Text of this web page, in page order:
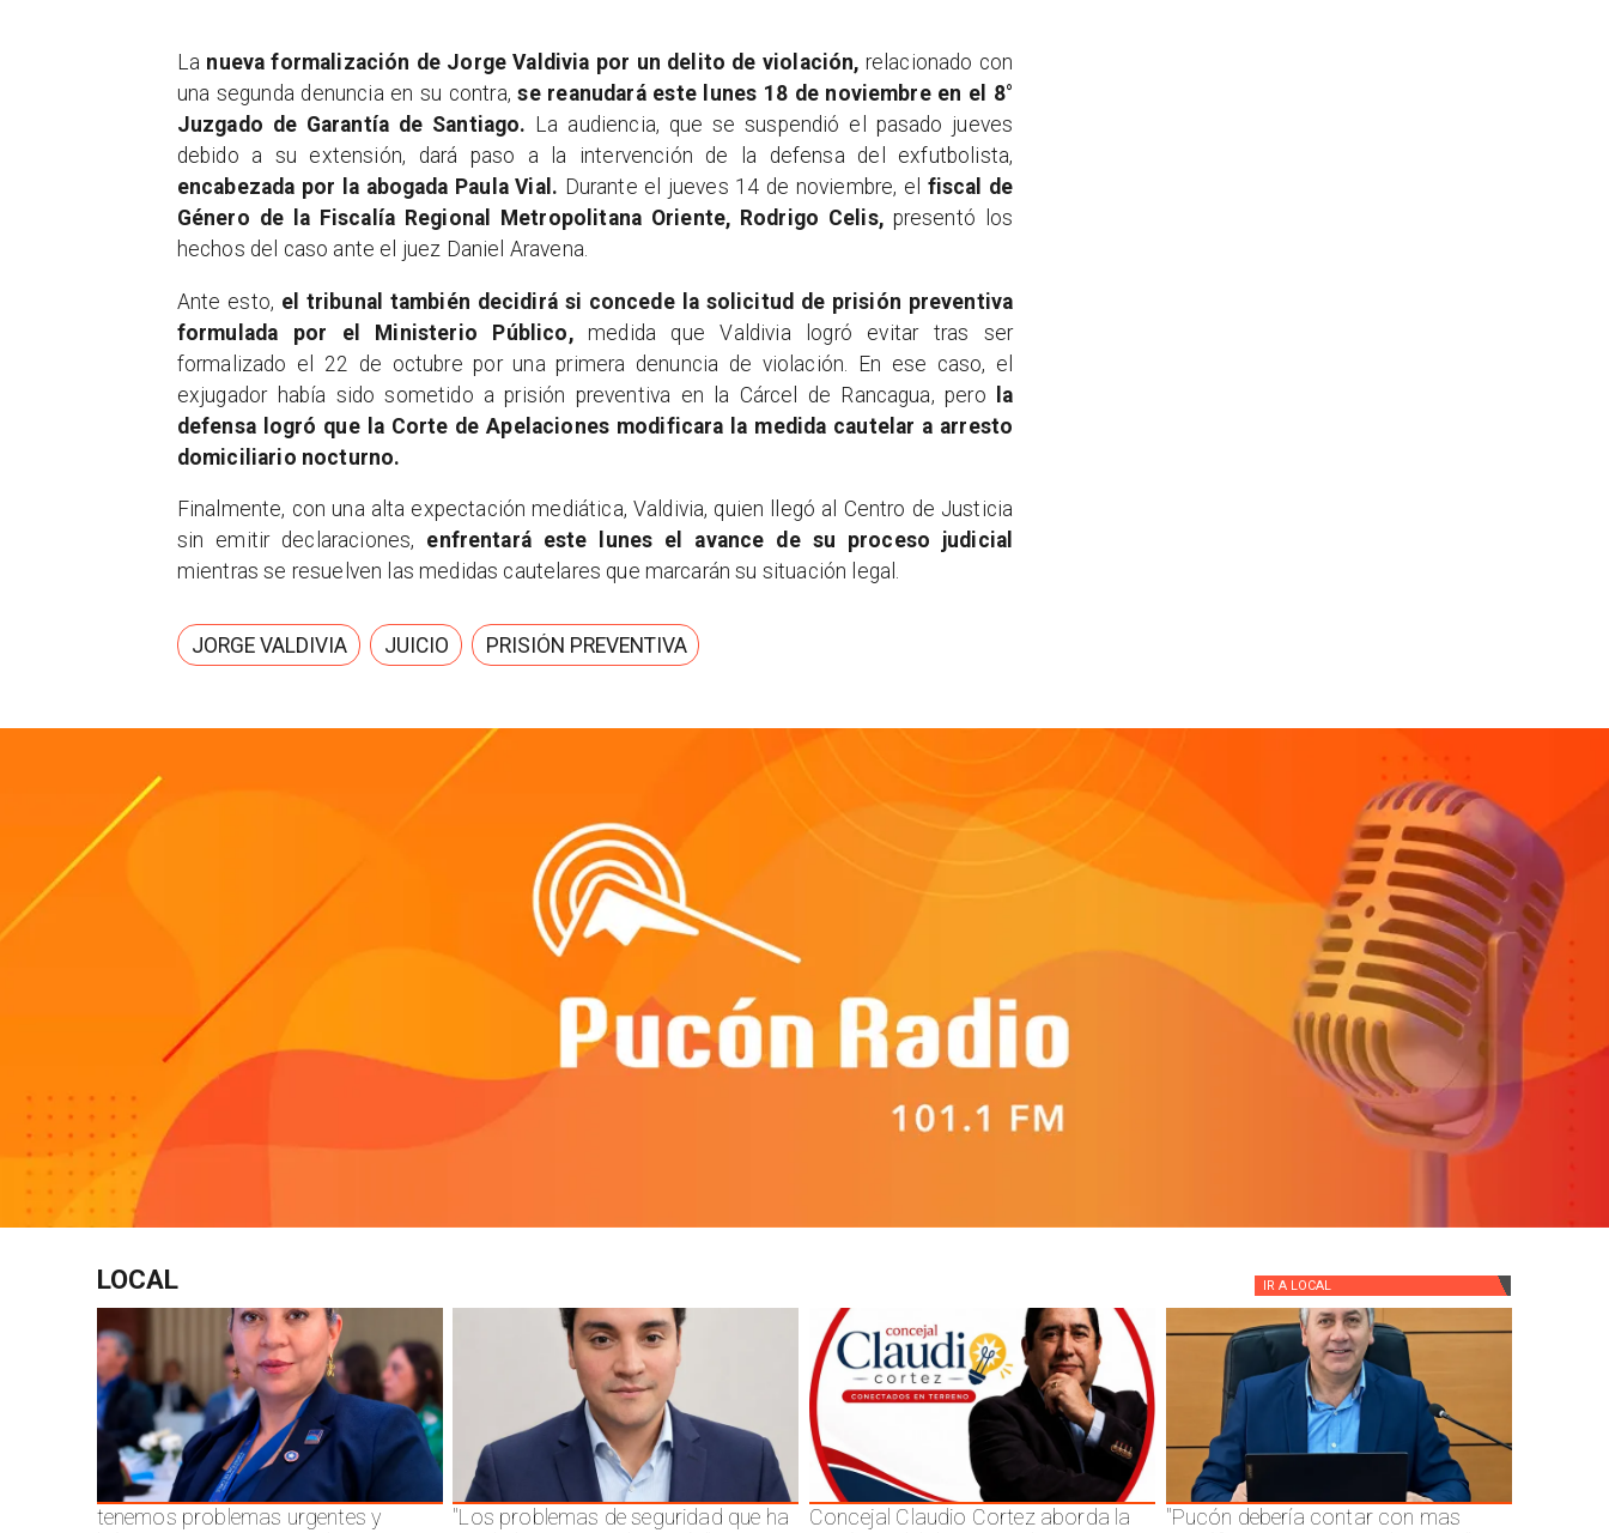
​La nueva formalización de Jorge Valdivia por un delito de violación, relacionado con
una segunda denuncia en su contra,se reanudará este lunes 18 de noviembre en el 8°
Juzgado de Garantía de Santiago. La audiencia, que se suspendió el pasado jueves
debido a su extensión, dará paso a la intervención de la defensa del exfutbolista,
encabezada por la abogada Paula Vial. Durante el jueves 14 de noviembre, el fiscal de
Género de la Fiscalía Regional Metropolitana Oriente, Rodrigo Celis, presentó los
hechos del caso ante el juez Daniel Aravena.
Ante esto, el tribunal también decidirá si concede la solicitud de prisión preventiva
formulada por el Ministerio Público,medida que Valdivia logró evitar tras ser
formalizado el 22 de octubre por una primera denuncia de violación. En ese caso, el
exjugador había sido sometido a prisión preventiva en la Cárcel de Rancagua, pero la
defensa logró que la Corte de Apelaciones modificara la medida cautelar a arresto
domiciliario nocturno.
Finalmente, con una alta expectación mediática, Valdivia, quien llegó al Centro de Justicia
sin emitir declaraciones, enfrentará este lunes el avance de su proceso judicial
mientras se resuelven las medidas cautelares que marcarán su situación legal.
JORGE VALDIVIA JUICIO PRISIÓN PREVENTIVA
LOCAL IR A LOCAL
tenemos problemas urgentes y
"Los problemas de seguridad que ha
Concejal Claudio Cortez aborda la
"Pucón debería contar con mas